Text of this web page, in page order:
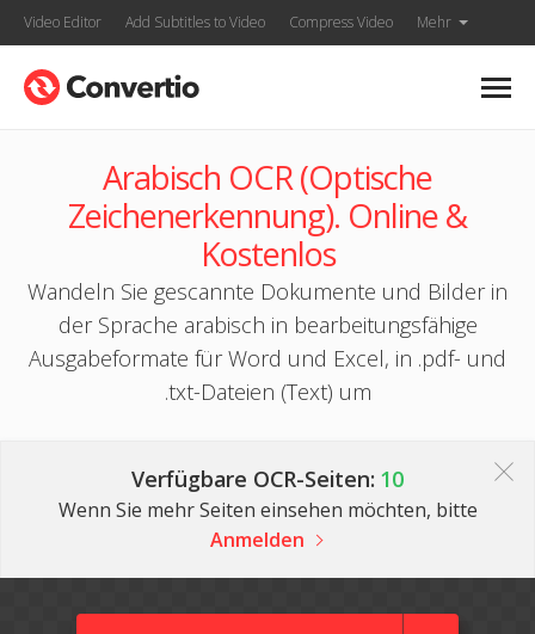
Video Editor Add Subtitles to Video Compress Video Mehr
Arabisch OCR (Optische
Zeichenerkennung). Online &
Kostenlos
Wandeln Sie gescannte Dokumente und Bilder in
der Sprache arabisch in bearbeitungsfähige
Ausgabeformate für Word und Excel, in .pdf- und
.txt-Dateien (Text) um
Verfügbare OCR-Seiten: 10
Wenn Sie mehr Seiten einsehen möchten, bitte
Anmelden